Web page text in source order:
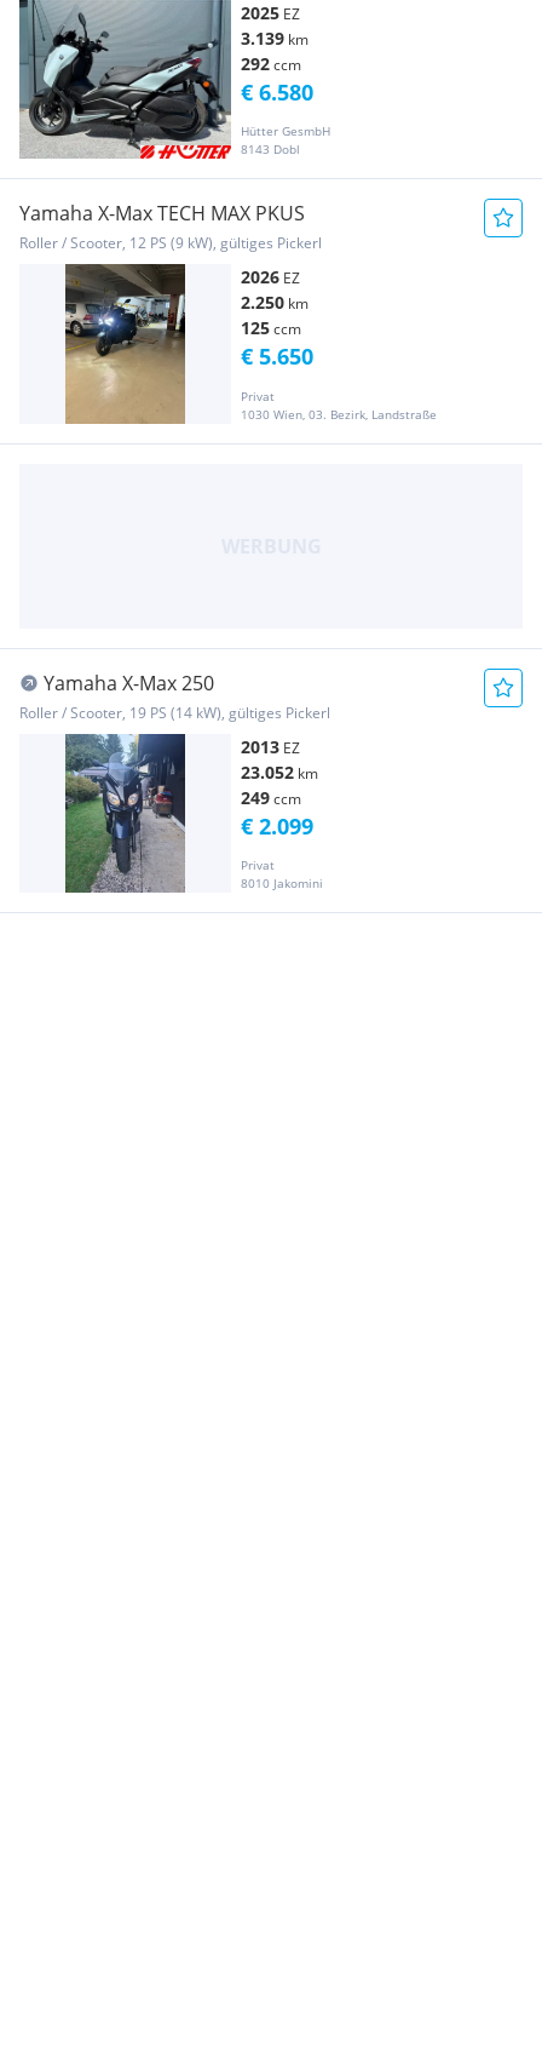
2025 EZ
3.139 km
292ccm
Hütter GesmbH
8143 Dobl
€ 6.580
Yamaha X-Max TECH MAX PKUS
Roller / Scooter, 12 PS (9 kW), gültiges Pickerl
2026 EZ
2.250 km
125ccm
Privat
1030 Wien, 03. Bezirk, Landstraße
€ 5.650
Yamaha X-Max 250
Roller / Scooter, 19 PS (14 kW), gültiges Pickerl
2013 EZ
23.052 km
249ccm
Privat
8010 Jakomini
€ 2.099